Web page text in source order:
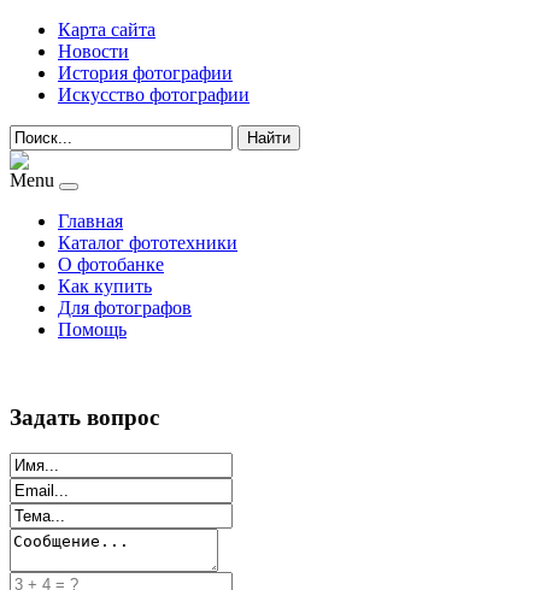
Карта сайта
Новости
История фотографии
Искусство фотографии
Найти
Menu
Главная
Каталог фототехники
О фотобанке
Как купить
Для фотографов
Помощь
Задать вопрос